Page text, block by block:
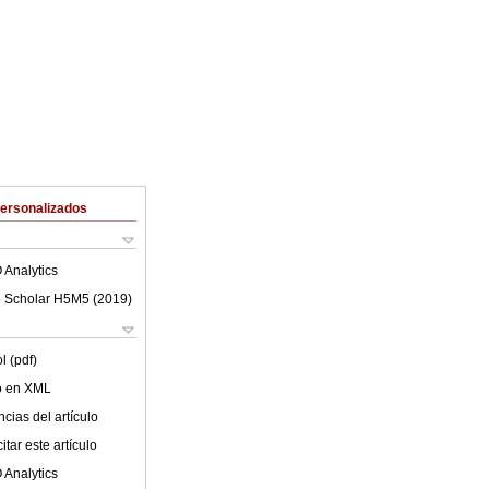
Analytics
Scholar H5M5 (2019)
(pdf)
en XML
del artículo
este artículo
Analytics